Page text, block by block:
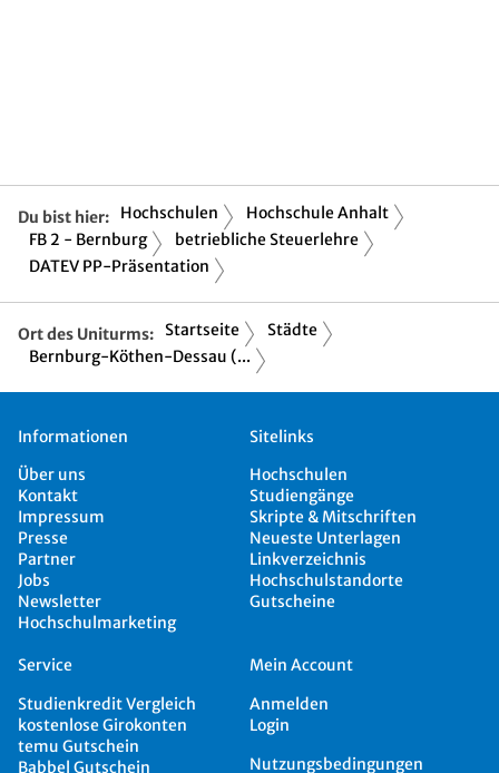
Du bist hier: Hochschulen
Hochschule Anhalt
FB 2 - Bernburg
betriebliche Steuerlehre
DATEV PP-Präsentation
Ort des Uniturms: Startseite
Städte
Bernburg-Köthen-Dessau (...
Informationen
Über uns
Kontakt
Impressum
Presse
Partner
Jobs
Newsletter
Hochschulmarketing
Sitelinks
Hochschulen
Studiengänge
Skripte & Mitschriften
Neueste Unterlagen
Linkverzeichnis
Hochschulstandorte
Gutscheine
Service
Studienkredit Vergleich
kostenlose Girokonten
temu Gutschein
Babbel Gutschein
Mein Account
Anmelden
Login
Nutzungsbedingungen